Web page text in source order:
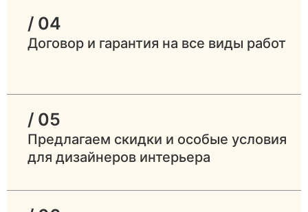
/ 04
Договор и гарантия на все виды работ
/ 05
Предлагаем скидки и особые условия
для дизайнеров интерьера